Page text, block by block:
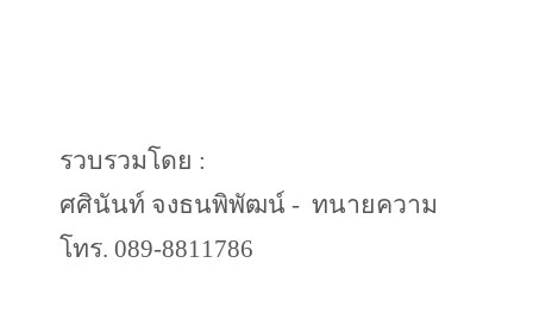
รวบรวมโดย :
ศศินันท์ จงธนพิพัฒน์ - ทนายความ
โทร. 089-8811786